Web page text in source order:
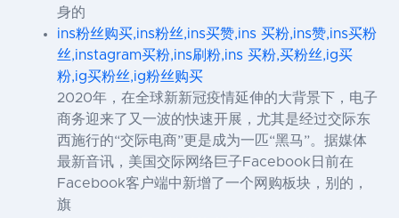
身的
ins粉丝购买,ins粉丝,ins买赞,ins 买粉,ins赞,ins买粉
丝,instagram买粉,ins刷粉,ins 买粉,买粉丝,ig买
粉,ig买粉丝,ig粉丝购买
2020年，在全球新新冠疫情延伸的大背景下，电子
商务迎来了又一波的快速开展，尤其是经过交际东
西施行的“交际电商”更是成为一匹“黑马”。据媒体
最新音讯，美国交际网络巨子Facebook日前在
Facebook客户端中新增了一个网购板块，别的，
旗